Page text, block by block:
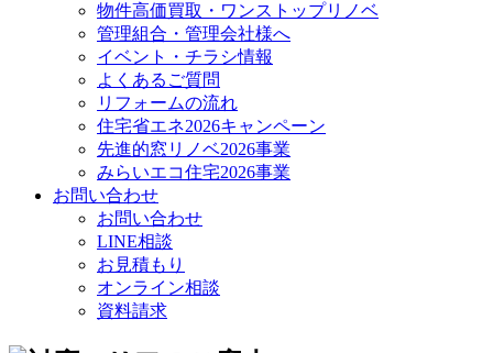
物件高価買取・ワンストップリノベ
管理組合・管理会社様へ
イベント・チラシ情報
よくあるご質問
リフォームの流れ
住宅省エネ2026キャンペーン
先進的窓リノベ2026事業
みらいエコ住宅2026事業
お問い合わせ
お問い合わせ
LINE相談
お見積もり
オンライン相談
資料請求